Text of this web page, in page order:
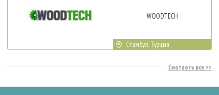
WOODTECH
Стамбул, Турция
Смотреть все